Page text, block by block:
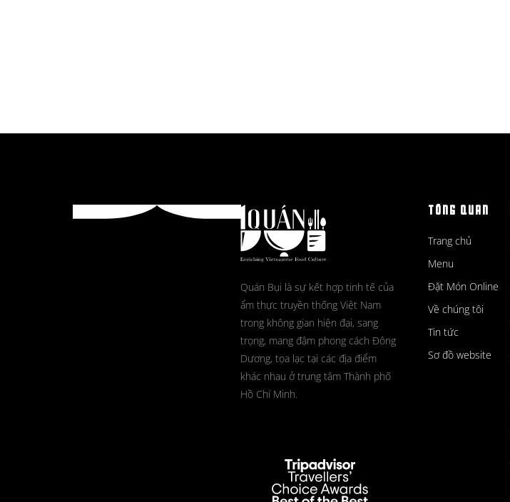
Quán Bụi là sự kết hợp tinh tế của
ẩm thực truyền thống Việt Nam
trong không gian hiện đại, sang
trọng, mang đậm phong cách Đông
Dương, tọa lạc tại các địa điểm
khác nhau ở trung tâm Thành phố
Hồ Chí Minh.
TỔNG QUAN
Trang chủ
Menu
Đặt Món Online
Về chúng tôi
Tin tức
Sơ đồ website